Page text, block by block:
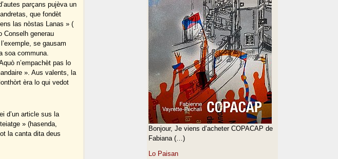
parçans pujèva un
que fondèt
las nòstas Lanas » (
Conselh generau
se gausam
soa communa.
n’empachèt pas lo
». Aus valents, la
èra lo qui vedot
d’un article sus la
» (hasenda,
la canta dita deus
Bonjour, Je viens d’acheter COPACAP de
Fabiana (…)
Lo Paisan